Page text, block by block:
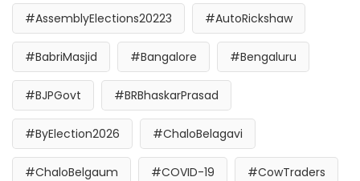
#AssemblyElections20223 #AutoRickshaw
#BabriMasjid #Bangalore #Bengaluru
#BJPGovt #BRBhaskarPrasad
#ByElection2026 #ChaloBelagavi
#ChaloBelgaum #COVID-19 #CowTraders